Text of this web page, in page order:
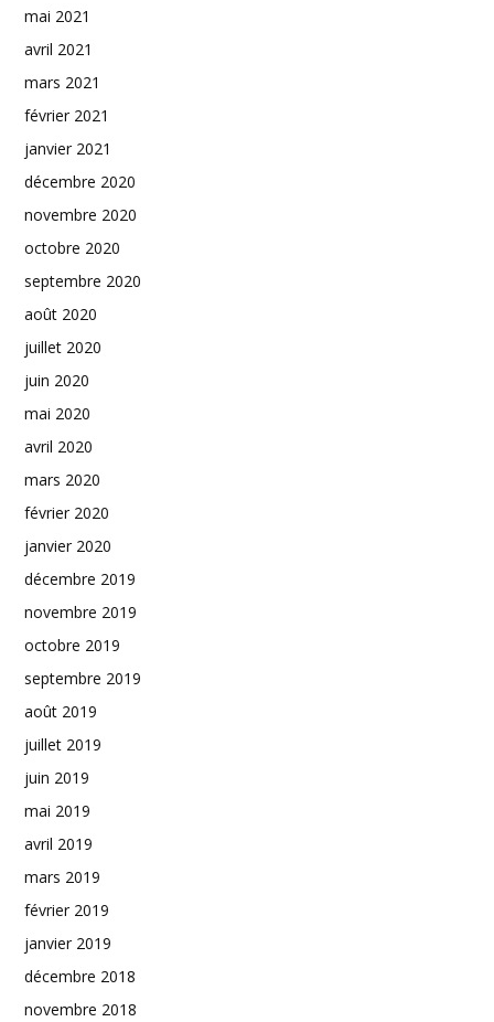
mai 2021
avril 2021
mars 2021
février 2021
janvier 2021
décembre 2020
novembre 2020
octobre 2020
septembre 2020
août 2020
juillet 2020
juin 2020
mai 2020
avril 2020
mars 2020
février 2020
janvier 2020
décembre 2019
novembre 2019
octobre 2019
septembre 2019
août 2019
juillet 2019
juin 2019
mai 2019
avril 2019
mars 2019
février 2019
janvier 2019
décembre 2018
novembre 2018